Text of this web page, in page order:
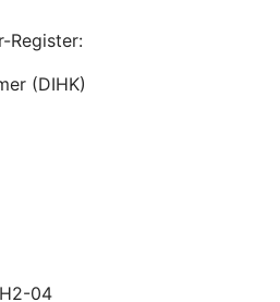
Register:
(DIHK)
04